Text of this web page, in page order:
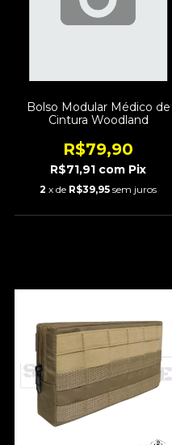
Bolso Modular Médico de
Cintura Woodland
R$79,90
R$71,91 com Pix
2 x de R$39,95 sem juros